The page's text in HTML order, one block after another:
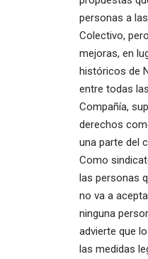
personas a
Colectivo,
mejoras, en
históricos de
entre todas
Compañía,
derechos
una parte del
Como
las personas
no va a
ninguna
advierte que
las medidas